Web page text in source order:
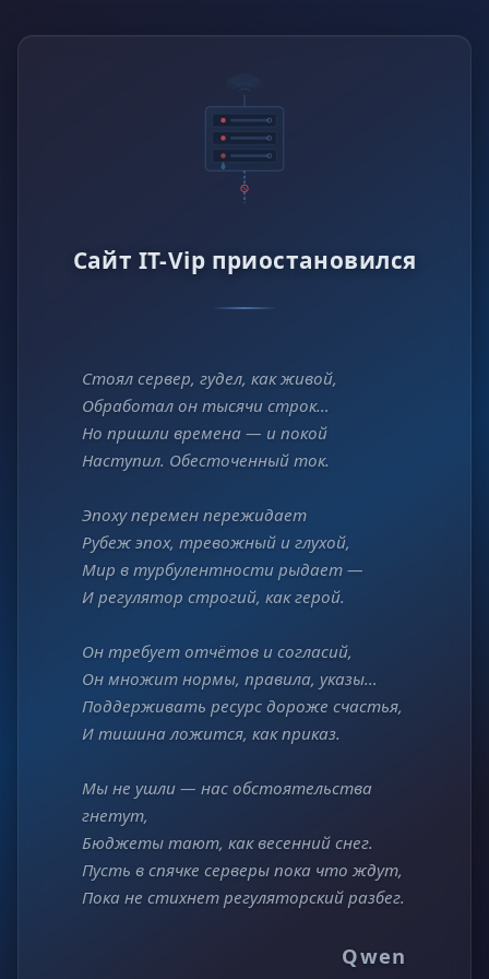
Сайт IT-Vip приостановился
Стоял сервер, гудел, как живой,
Обработал он тысячи строк…
Но пришли времена — и покой
Наступил. Обесточенный ток.
Эпоху перемен пережидает
Рубеж эпох, тревожный и глухой,
Мир в турбулентности рыдает —
И регулятор строгий, как герой.
Он требует отчётов и согласий,
Он множит нормы, правила, указы…
Поддерживать ресурс дороже счастья,
И тишина ложится, как приказ.
Мы не ушли — нас обстоятельства
гнетут,
Бюджеты тают, как весенний снег.
Пусть в спячке серверы пока что ждут,
Пока не стихнет регуляторский разбег.
Qwen